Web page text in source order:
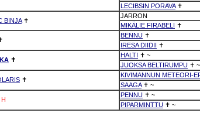
LECIBSIN PORAVA✝
BINJA✝
JARRON
MIKÄLIE FIRABELI ✝
BENNU ✝
IRESA DIIDII ✝
✝
HALTI ✝ ~
JUOKSA BELTIRUMPU ✝ ~
✝
KIVIMANNUN METEORI-
SAAGA✝ ~
H
PENNU ✝ ~
PIPARMINTTU ✝ ~